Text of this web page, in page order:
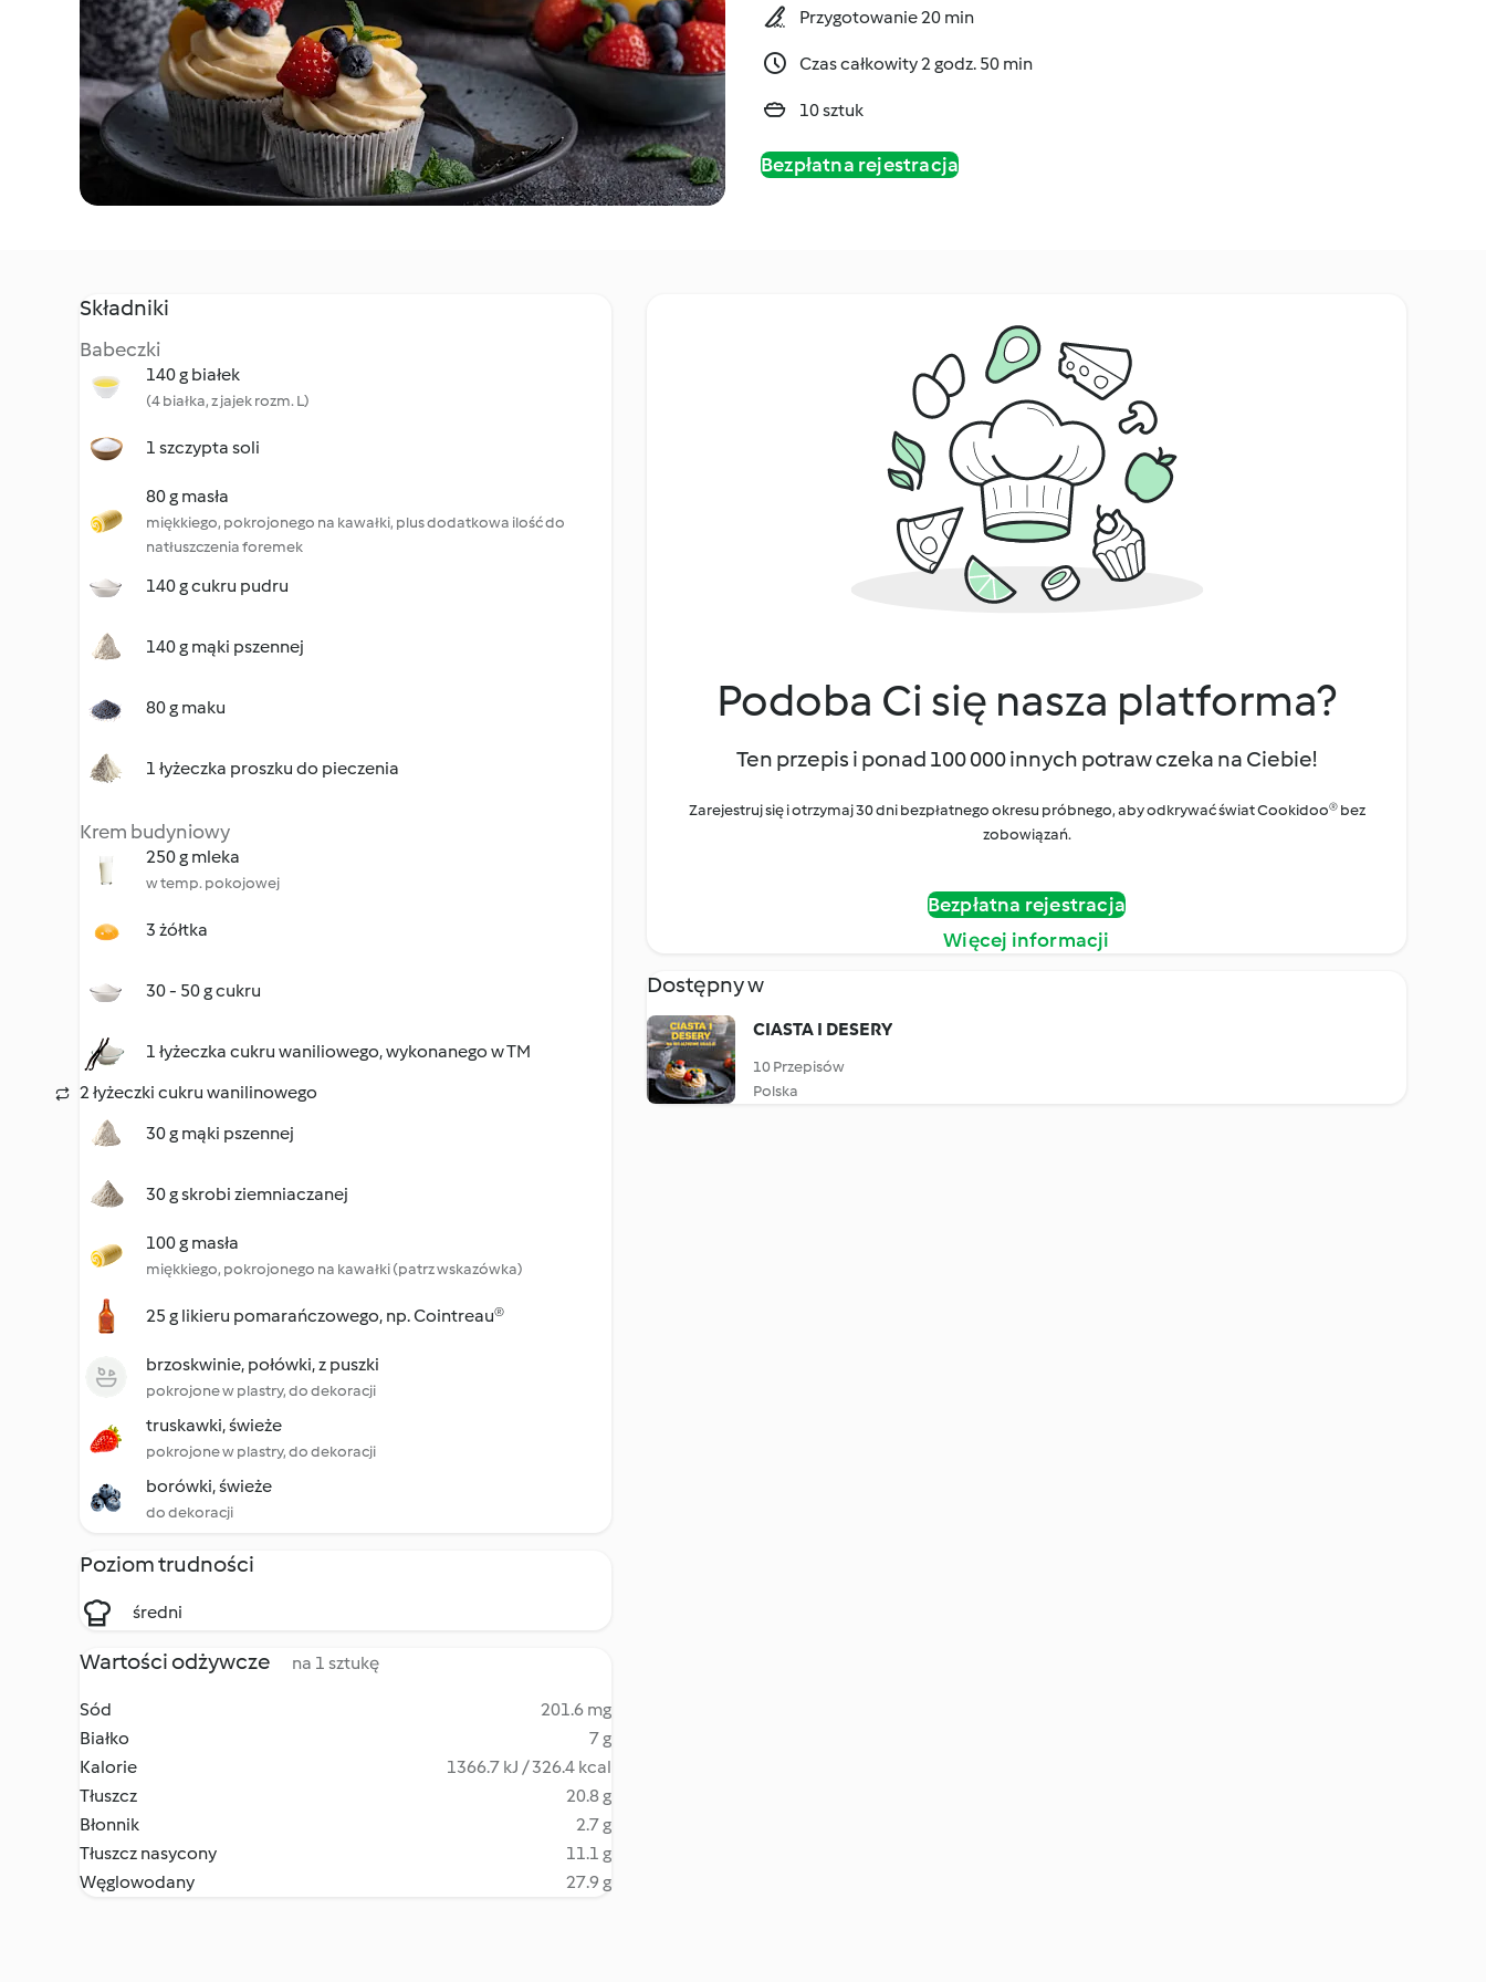
Przygotowanie 20 min
Czas całkowity 2 godz. 50 min
10 sztuk
Bezpłatna rejestracja
Składniki
Babeczki
140 g białek
(4 białka, z jajek rozm. L)
1 szczypta soli
80 g masła
miękkiego, pokrojonego na kawałki, plus dodatkowa ilość do
natłuszczenia foremek
140 g cukru pudru
140 g mąki pszennej
80 g maku
1 łyżeczka proszku do pieczenia
Krem budyniowy
250 g mleka
w temp. pokojowej
3 żółtka
30 - 50 g cukru
1 łyżeczka cukru waniliowego, wykonanego w TM
2 łyżeczki cukru wanilinowego
30 g mąki pszennej
30 g skrobi ziemniaczanej
100 g masła
miękkiego, pokrojonego na kawałki (patrz wskazówka)
25 g likieru pomarańczowego, np. Cointreau®
brzoskwinie, połówki, z puszki
pokrojone w plastry, do dekoracji
truskawki, świeże
pokrojone w plastry, do dekoracji
borówki, świeże
do dekoracji
Poziom trudności
średni
Wartości odżywcze na 1 sztukę
Sód
201.6 mg
Białko
7 g
Kalorie
1366.7 kJ / 326.4 kcal
Tłuszcz
20.8 g
Błonnik
2.7 g
Tłuszcz nasycony
11.1 g
Węglowodany
27.9 g
Podoba Ci się nasza platforma?
Ten przepis i ponad 100 000 innych potraw czeka na Ciebie!
Zarejestruj się i otrzymaj 30 dni bezpłatnego okresu próbnego, aby odkrywać świat Cookidoo® bez
zobowiązań.
Bezpłatna rejestracja
Więcej informacji
Dostępny w
CIASTA I DESERY
10 Przepisów
Polska